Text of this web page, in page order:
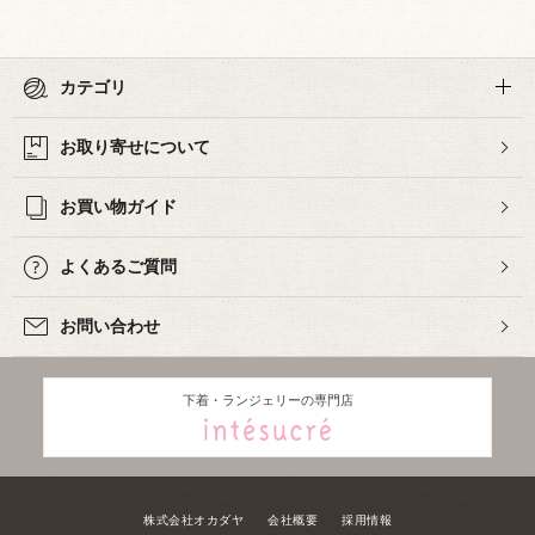
カテゴリ
お取り寄せについて
お買い物ガイド
よくあるご質問
お問い合わせ
下着・ランジェリーの専門店
株式会社オカダヤ 会社概要 採用情報